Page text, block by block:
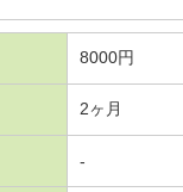
8000円
2ヶ月
-